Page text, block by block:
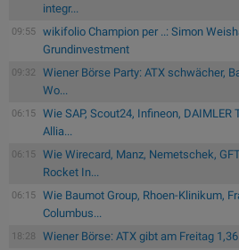
integr...
09:55
wikifolio Champion per ..: Simon
Grundinvestment
09:32
Wiener Börse Party: ATX schwächer,
Wo...
06:15
Wie SAP, Scout24, Infineon, DAIMLER
Allia...
06:15
Wie Wirecard, Manz, Nemetschek,
Rocket In...
06:15
Wie Baumot Group, Rhoen-Klinikum,
Columbus...
18:28 Wiener Börse: ATX gibt am Freitag